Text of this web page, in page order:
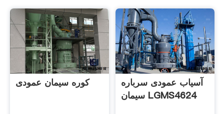
کوره سیمان عمودی
آسیاب عمودی سرباره
سیمان LGMS4624